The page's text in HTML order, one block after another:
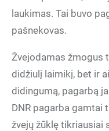
laukimas. Tai buvo
pašnekovas.
Žvejodamas žmogus
didžiulį laimikį, bet ir
didingumą, pagarbą
DNR pagarba gamtai
žvejų žūklę tikriausiai